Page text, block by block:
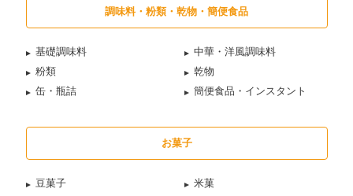
調味料・粉類・乾物・簡便食品
基礎調味料
中華・洋風調味料
粉類
乾物
缶・瓶詰
簡便食品・インスタント
お菓子
豆菓子
米菓